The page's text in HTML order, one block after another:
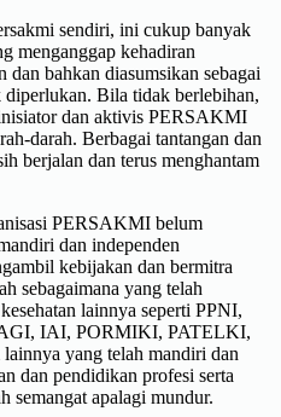
sendiri, ini cukup banyak
menganggap kehadiran
bahkan diasumsikan sebagai
Bila tidak berlebihan,
dan aktivis PERSAKMI
darah. Berbagai tantangan dan
berjalan dan terus menghantam
PERSAKMI belum
dan independen
kebijakan dan bermitra
sebagaimana yang telah
lainnya seperti PPNI,
IAI, PORMIKI, PATELKI,
yang telah mandiri dan
dan pendidikan profesi serta
semangat apalagi mundur.